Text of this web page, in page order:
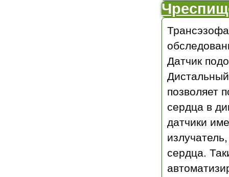
Датчик
позволяет
сердца в
датчики
сердца.